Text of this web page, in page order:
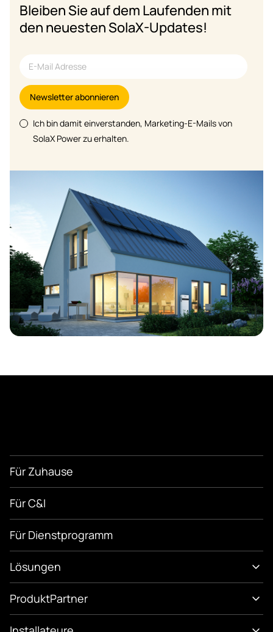
Bleiben Sie auf dem Laufenden mit
den neuesten SolaX-Updates!
Newsletter abonnieren
Ich bin damit einverstanden, Marketing-E-Mails von
SolaX Power zu erhalten.
Für Zuhause
Für C&I
Für Dienstprogramm
Lösungen
ProduktPartner